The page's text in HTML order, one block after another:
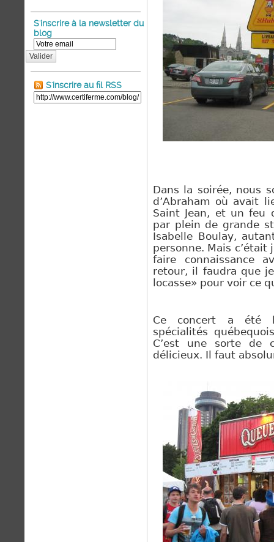
S'inscrire à la newsletter du
blog
Valider
S'inscrire au fil RSS
Dans la soirée, nous
d’Abraham où avait
Saint Jean, et un feu
par plein de grande
Isabelle Boulay,
personne. Mais
faire connaissance
retour, il faudra que
locasse» pour voir ce
Ce concert a été
spécialités
C’est une sorte de
délicieux. Il faut